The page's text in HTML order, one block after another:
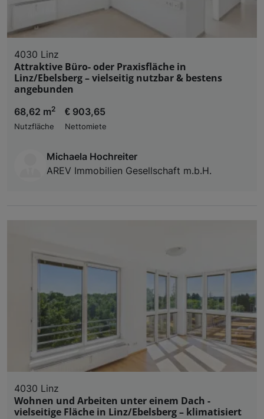
4030 Linz
Attraktive Büro- oder Praxisfläche in
Linz/Ebelsberg – vielseitig nutzbar & bestens
angebunden
68,62 m2
Nutzfläche
€ 903,65
Nettomiete
Michaela Hochreiter
AREV Immobilien Gesellschaft m.b.H.
4030 Linz
Wohnen und Arbeiten unter einem Dach -
vielseitige Fläche in Linz/Ebelsberg – klimatisiert